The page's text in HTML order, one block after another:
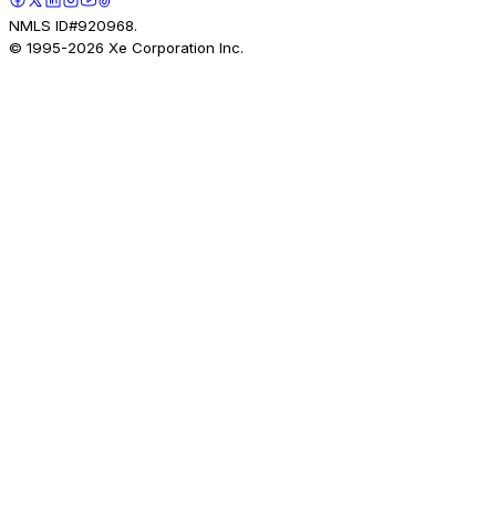
NMLS ID#920968.
© 1995-2026 Xe Corporation Inc.